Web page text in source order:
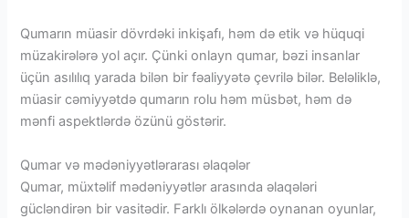
Qumarın müasir dövrdəki inkişafı, həm də etik və hüquqi
müzakirələrə yol açır. Çünki onlayn qumar, bəzi insanlar
üçün asılılıq yarada bilən bir fəaliyyətə çevrilə bilər. Beləliklə,
müasir cəmiyyətdə qumarın rolu həm müsbət, həm də
mənfi aspektlərdə özünü göstərir.
Qumar və mədəniyyətlərarası əlaqələr
Qumar, müxtəlif mədəniyyətlər arasında əlaqələri
gücləndirən bir vasitədir. Farklı ölkələrdə oynanan oyunlar,